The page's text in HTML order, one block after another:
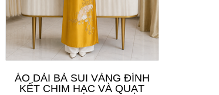
ÁO DÀI BÀ SUI VÀNG ĐÍNH
KẾT CHIM HẠC VÀ QUẠT